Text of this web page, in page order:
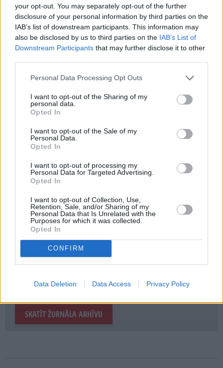
your opt-out. You may separately opt-out of the further
disclosure of your personal information by third parties on the
IAB’s list of downstream participants. This information may
also be disclosed by us to third parties on the IAB’s List of
Downstream Participants that may further disclose it to other
Personal Data Processing Opt Outs
I want to opt-out of the Sharing of my
personal data.
Opted In
I want to opt-out of the Sale of my
Personal Data.
Opted In
I want to opt-out of processing my
Personal Data for Targeted Advertising.
Opted In
I want to opt-out of Collection, Use,
Retention, Sale, and/or Sharing of my
Personal Data that Is Unrelated with the
Purposes for which it was collected.
Opted In
CONFIRM
Data Deletion Data Access Privacy Policy
Mēnešu skaits:
4 mēneši /36.00 Eur
17 izdevumi / 2.12 Eur par izdevumu *
*Visas cenas portālā ManiZurnali.lv norādītas € ar PVN.
Žurnālu izdevumu skaits var atšķirties, kā to nosaka Lietošanas
E-izdevumu arhīvs
MEKLĒT
SKATĪT ŽURNĀLA ARHĪVU